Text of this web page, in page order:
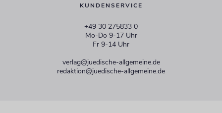
KUNDENSERVICE
+49 30 275833 0
Mo-Do 9-17 Uhr
Fr 9-14 Uhr
verlag@juedische-allgemeine.de
redaktion@juedische-allgemeine.de